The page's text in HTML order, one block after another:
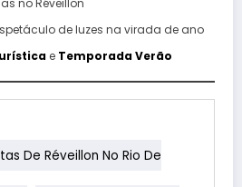
de luzes na virada de ano
e Temporada Verão
De Réveillon No Rio De